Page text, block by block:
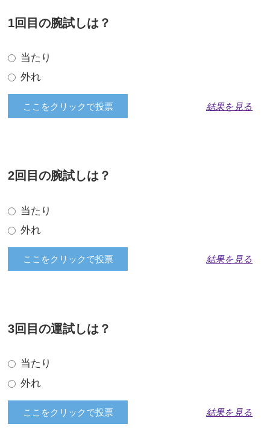
1回目の腕試しは？
当たり
外れ
結果を見る
2回目の腕試しは？
当たり
外れ
結果を見る
3回目の運試しは？
当たり
外れ
結果を見る